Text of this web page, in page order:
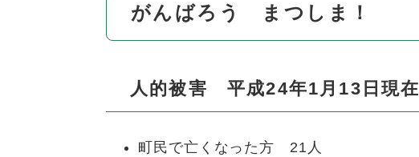
がんばろう まつしま！
人的被害 平成24年1月13日現在
町民で亡くなった方 21人